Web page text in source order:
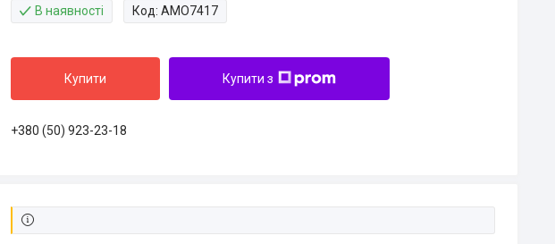
В наявності Код: AMO7417
Купити Купити з
+380 (50) 923-23-18